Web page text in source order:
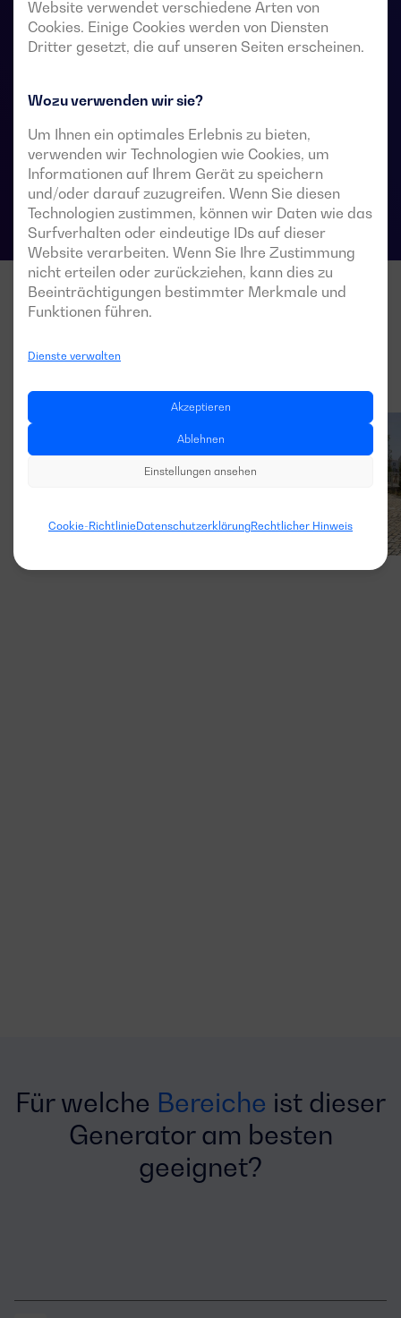
Website verwendet verschiedene Arten von
Cookies. Einige Cookies werden von Diensten
Dritter gesetzt, die auf unseren Seiten erscheinen.
Wozu verwenden wir sie?
Um Ihnen ein optimales Erlebnis zu bieten,
verwenden wir Technologien wie Cookies, um
Informationen auf Ihrem Gerät zu speichern
und/oder darauf zuzugreifen. Wenn Sie diesen
Technologien zustimmen, können wir Daten wie das
Surfverhalten oder eindeutige IDs auf dieser
Website verarbeiten. Wenn Sie Ihre Zustimmung
nicht erteilen oder zurückziehen, kann dies zu
Beeinträchtigungen bestimmter Merkmale und
Funktionen führen.
Dienste verwalten
Akzeptieren
Ablehnen
Einstellungen ansehen
Cookie-RichtlinieDatenschutzerklärungRechtlicher Hinweis
Stromversorgungssysteme vorgesehen, in denen eine
kurze Unterbrechung der Stromversorgung der Last
während der Umschaltung akzeptabel ist.
Technische Datenblätter für Umschalter
Für welche Bereiche ist dieser
Generator am besten
geeignet?